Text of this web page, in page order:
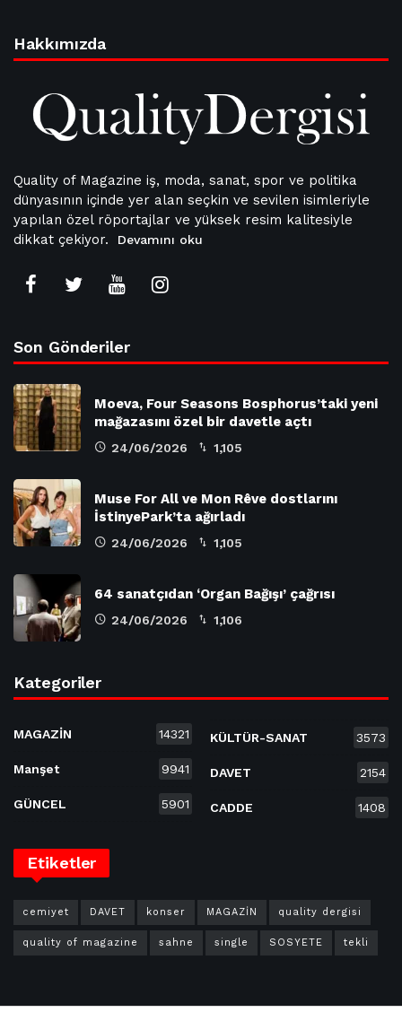
Hakkımızda
Quality of Magazine iş, moda, sanat, spor ve politika
dünyasının içinde yer alan seçkin ve sevilen isimleriyle
yapılan özel röportajlar ve yüksek resim kalitesiyle
dikkat çekiyor.
Devamını oku
Son Gönderiler
Moeva, Four Seasons Bosphorus’taki yeni
mağazasını özel bir davetle açtı
24/06/2026 1,105
Muse For All ve Mon Rêve dostlarını
İstinyePark’ta ağırladı
24/06/2026 1,105
64 sanatçıdan ‘Organ Bağışı’ çağrısı
24/06/2026 1,106
Kategoriler
MAGAZİN 14321
Manşet 9941
GÜNCEL 5901
KÜLTÜR-SANAT 3573
DAVET 2154
CADDE 1408
Etiketler
cemiyet DAVET konser MAGAZİN quality dergisi
quality of magazine sahne single SOSYETE tekli